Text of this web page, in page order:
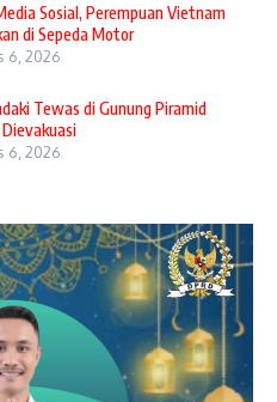
Sosial, Perempuan Vietnam
di Sepeda Motor
6, 2026
Tewas di Gunung Piramid
6, 2026